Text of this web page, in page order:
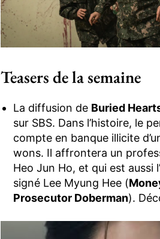
Teasers de la semaine
La diffusion de Buried
sur SBS. Dans l’histoire, le
compte en banque illicite
wons. Il affrontera un
Heo Jun Ho, et qui est aussi
signé Lee Myung Hee (
Prosecutor Doberman).